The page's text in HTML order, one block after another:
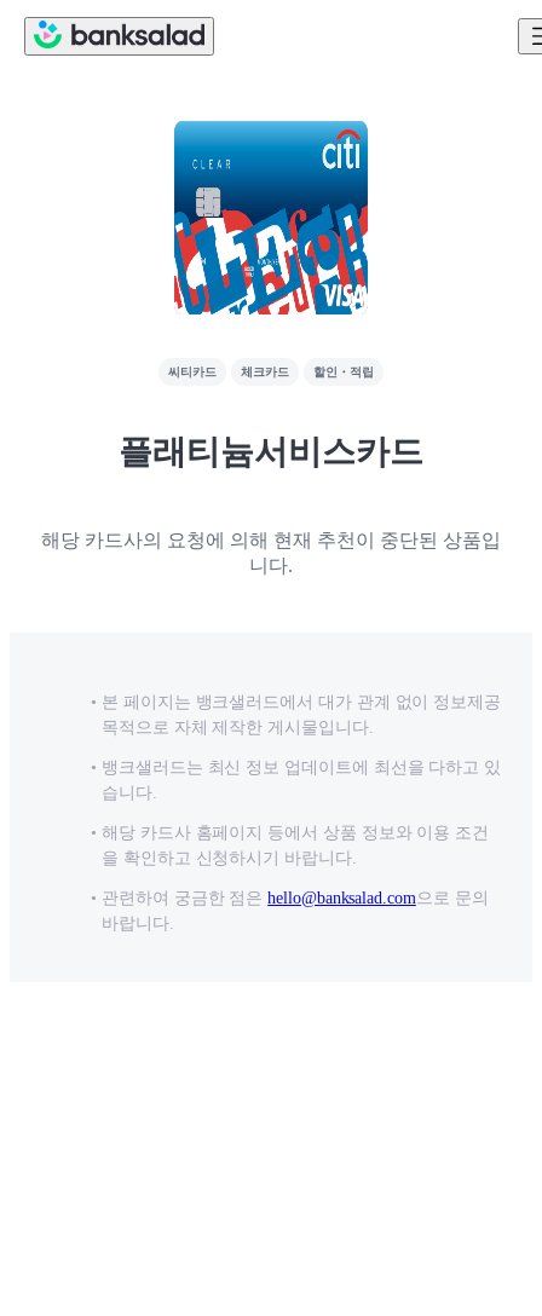
씨티카드 체크카드 할인・적립
플래티늄서비스카드
해당 카드사의 요청에 의해 현재 추천이 중단된 상품입
니다.
본 페이지는 뱅크샐러드에서 대가 관계 없이 정보제공
목적으로 자체 제작한 게시물입니다.
뱅크샐러드는 최신 정보 업데이트에 최선을 다하고 있
습니다.
해당 카드사 홈페이지 등에서 상품 정보와 이용 조건
을 확인하고 신청하시기 바랍니다.
관련하여 궁금한 점은 hello@banksalad.com 으로 문의
바랍니다.